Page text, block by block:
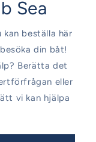
Sea
beställa här
din båt!
Berätta det
eller
vi kan hjälpa